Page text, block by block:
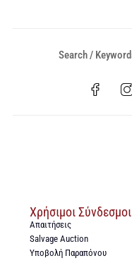
Χρήσιμοι Σύνδεσμοι
Απαιτήσεις
Salvage Auction
Υποβολή Παραπόνου